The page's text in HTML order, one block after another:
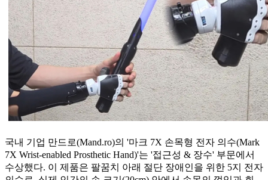
국내 기업 만드로(Mand.ro)의 '마크 7X 손목형 전자 의수(Mark
7X Wrist-enabled Prosthetic Hand)'는 '접근성 & 장수' 부문에서
수상했다. 이 제품은 팔꿈치 아래 절단 장애인을 위한 5지 전자